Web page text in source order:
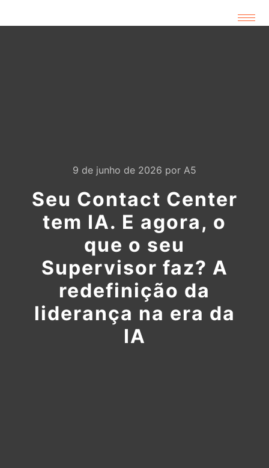
9 de junho de 2026 por A5
Seu Contact Center
tem IA. E agora, o
que o seu
Supervisor faz? A
redefinição da
liderança na era da
IA